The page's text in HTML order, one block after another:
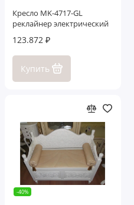
Кресло MK-4717-GL
реклайнер электрический
123.872 ₽
Купить
-40%